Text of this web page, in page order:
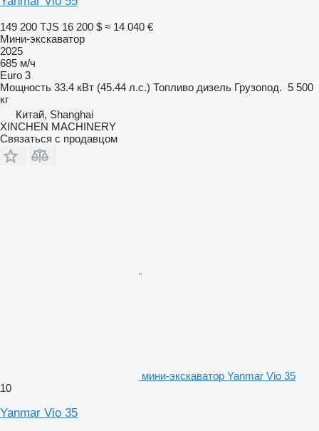
149 200 TJS 16 200 $ ≈ 14 040 €
Мини-экскаватор
2025
685 м/ч
Euro 3
Мощность 33.4 кВт (45.44 л.с.) Топливо дизель Грузопод. 5 500
кг
Китай, Shanghai
XINCHEN MACHINERY
Связаться с продавцом
мини-экскаватор Yanmar Vio 35
10
Yanmar Vio 35